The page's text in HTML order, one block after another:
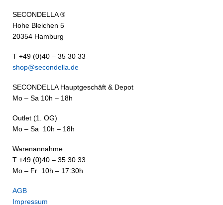
SECONDELLA ®
Hohe Bleichen 5
20354 Hamburg
T +49 (0)40 – 35 30 33
shop@secondella.de
SECONDELLA Hauptgeschäft & Depot
Mo – Sa 10h – 18h
Outlet (1. OG)
Mo – Sa 10h – 18h
Warenannahme
T +49 (0)40 – 35 30 33
Mo – Fr 10h – 17:30h
AGB
Impressum